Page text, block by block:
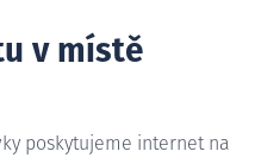
v místě
poskytujeme internet na